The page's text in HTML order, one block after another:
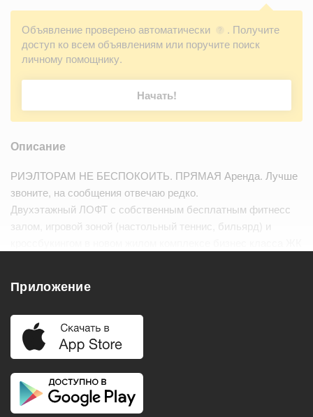
Объявление проверено автоматически ?
. Получите
доступ ко всем объявлениям или поручите поиск
личному помощнику.
Начать!
Описание
РИЭЛТОРАМ НЕ БЕСПОКОИТЬ. ПРЯМАЯ Аренда. Лучше
звоните, на сообщения отвечаю редко.
Двухэтажный ЛОФТ с собственным бесплатным фитнесс
залом, игровой зоной (настольный теннис, бильярд) и
Удобства
Балкон
Телевизор
Приложение